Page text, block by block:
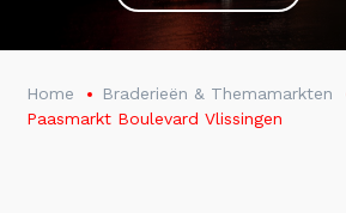
Home
Braderieën & Themamarkten
Paasmarkt Boulevard Vlissingen